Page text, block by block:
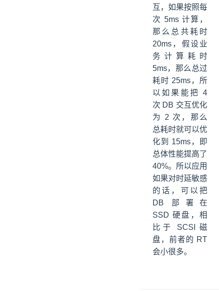
互，如果按照每
次 5ms 计算，
那么总共耗时
20ms，假设业
务计算耗时
5ms，那么总过
耗时 25ms，所
以如果能把 4
次 DB 交互优化
为 2 次，那么
总耗时就可以优
化到 15ms，即
总体性能提高了
40%。所以应用
如果对时延敏感
的话，可以把
DB 部署在
SSD 硬盘，相
比于 SCSI 磁
盘，前者的 RT
会小很多。